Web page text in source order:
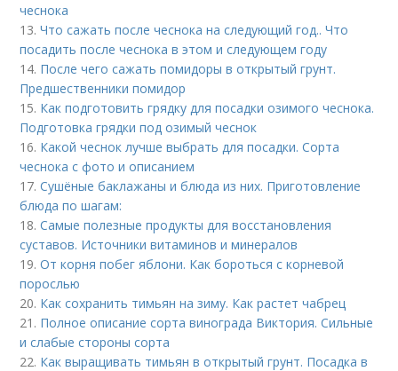
чеснока
13.Что сажать после чеснока на следующий год.. Что
посадить после чеснока в этом и следующем году
14. После чего сажать помидоры в открытый грунт.
Предшественники помидор
15. Как подготовить грядку для посадки озимого чеснока.
Подготовка грядки под озимый чеснок
16. Какой чеснок лучше выбрать для посадки. Сорта
чеснока с фото и описанием
17.Сушёные баклажаны и блюда из них. Приготовление
блюда по шагам:
18.Самые полезные продукты для восстановления
суставов. Источники витаминов и минералов
19.От корня побег яблони. Как бороться с корневой
порослью
20. Как сохранить тимьян на зиму. Как растет чабрец
21. Полное описание сорта винограда Виктория. Сильные
и слабые стороны сорта
22. Как выращивать тимьян в открытый грунт. Посадка в